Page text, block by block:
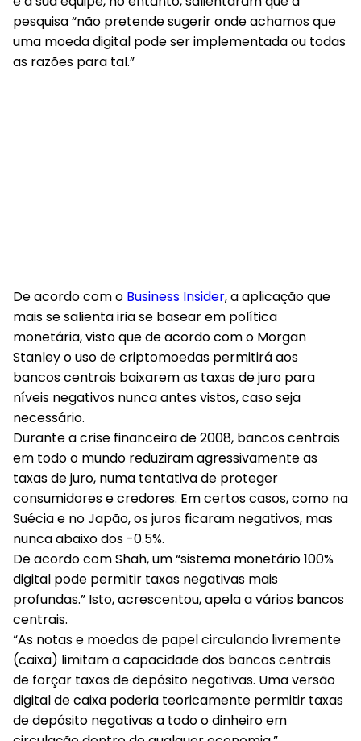
pesquisa “não pretende sugerir onde achamos que
uma moeda digital pode ser implementada ou todas
as razões para tal.”
De acordo com o Business Insider, a aplicação que
mais se salienta iria se basear em política
monetária, visto que de acordo com o Morgan
Stanley o uso de criptomoedas permitirá aos
bancos centrais baixarem as taxas de juro para
níveis negativos nunca antes vistos, caso seja
necessário.
Durante a crise financeira de 2008, bancos centrais
em todo o mundo reduziram agressivamente as
taxas de juro, numa tentativa de proteger
consumidores e credores. Em certos casos, como na
Suécia e no Japão, os juros ficaram negativos, mas
nunca abaixo dos -0.5%.
De acordo com Shah, um “sistema monetário 100%
digital pode permitir taxas negativas mais
profundas.” Isto, acrescentou, apela a vários bancos
centrais.
“As notas e moedas de papel circulando livremente
(caixa) limitam a capacidade dos bancos centrais
de forçar taxas de depósito negativas. Uma versão
digital de caixa poderia teoricamente permitir taxas
de depósito negativas a todo o dinheiro em